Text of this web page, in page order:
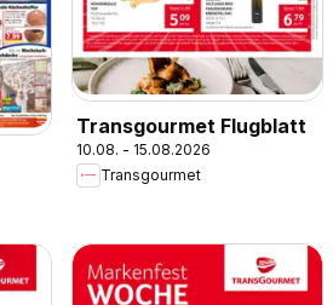
Transgourmet Flugblatt
10.08. - 15.08.2026
Transgourmet